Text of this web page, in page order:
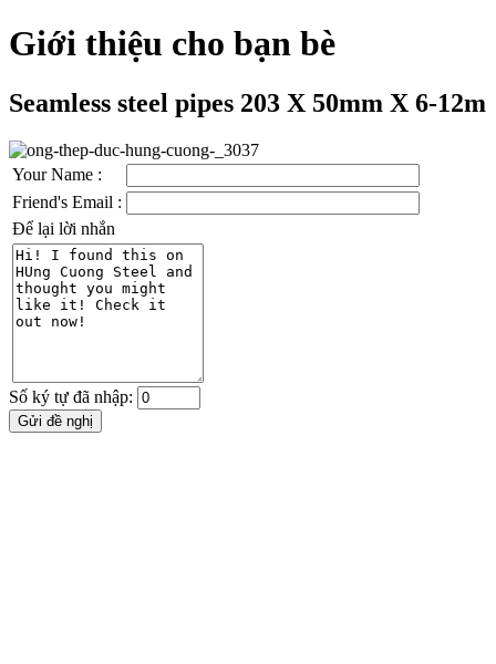
Giới thiệu cho bạn bè
Seamless steel pipes 203 X 50mm X 6-12m
Your Name :
Friend's Email :
Để lại lời nhắn
Số ký tự đã nhập: